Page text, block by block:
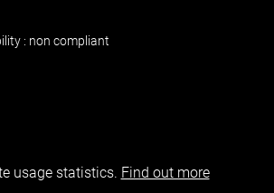
: non compliant
usage statistics. Find out more